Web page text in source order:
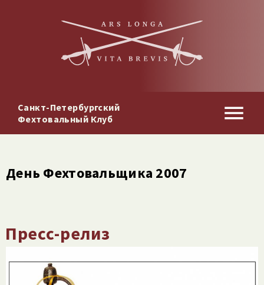
Санкт-Петербургский
Фехтовальный Клуб
День Фехтовальщика 2007
Пресс-релиз